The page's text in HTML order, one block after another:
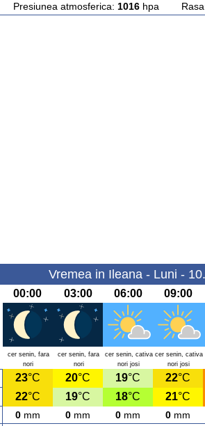
atmosferica: 1016hpa
Vremea in Ileana - Luni -
00:00 03:00 06:00 09:00
cer senin, fara
nori
cer senin, fara
nori
cer senin, cativa
nori josi
cer senin, cativa
nori josi
23°C 20°C 19°C 22°C
22°C 19°C 18°C 21°C
0 mm 0 mm 0 mm 0 mm